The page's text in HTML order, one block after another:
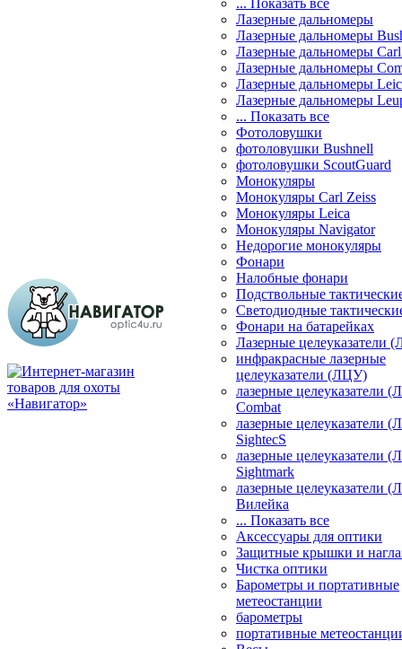
... Показать все
Лазерные дальномеры
Лазерные дальномеры
Лазерные дальномеры
Лазерные дальномеры
Лазерные дальномеры
Лазерные дальномеры
... Показать все
Фотоловушки
фотоловушки Bushnell
фотоловушки ScoutGuard
Монокуляры
Монокуляры Carl Zeiss
Монокуляры Leica
Монокуляры Navigator
Недорогие монокуляры
Фонари
Налобные фонари
Подствольные
Светодиодные
Фонари на батарейках
Лазерные целеуказатели
инфракрасные лазерные
целеуказатели (ЛЦУ)
лазерные целеуказатели
Combat
лазерные целеуказатели
SightecS
лазерные целеуказатели
Sightmark
лазерные целеуказатели
Вилейка
... Показать все
Аксессуары для оптики
Защитные крышки и
Чистка оптики
Барометры и портативные
метеостанции
барометры
портативные